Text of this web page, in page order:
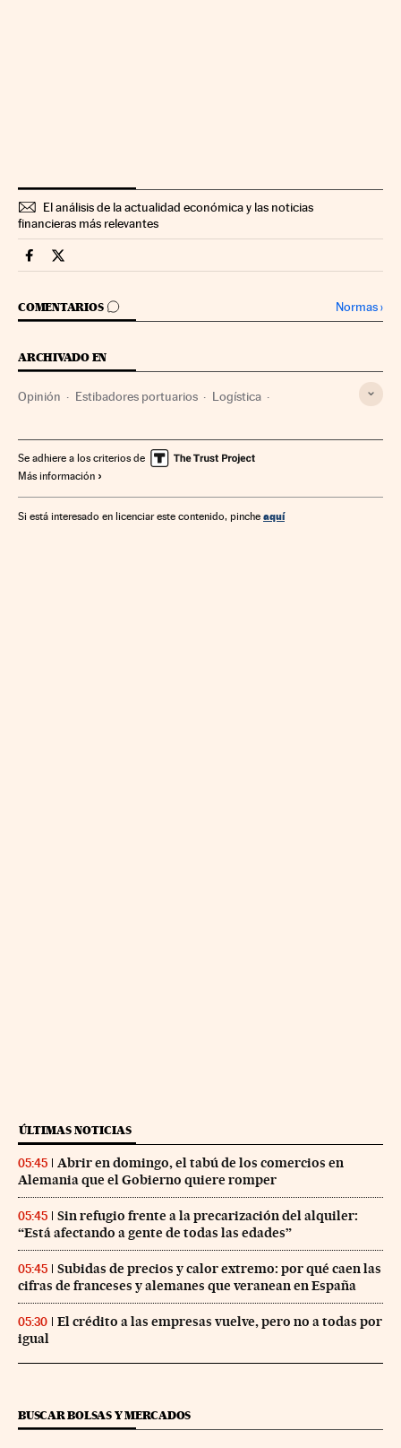
El análisis de la actualidad económica y las noticias
financieras más relevantes
Companias Cinco Días en Facebook
Companias Cinco Días en Twitter
COMENTARIOS
IR A LOS COMENTARIOS Normas›
ARCHIVADO EN
Opinión Estibadores portuarios Logística
Transporte marítimo Empresas Administración Estado
Transporte Comercio
Administración pública Huelgas sectoriales Huelgas
Se adhiere a los criterios de
Más información
Si está interesado en licenciar este contenido, pinche aquí
ÚLTIMAS NOTICIAS
05:45
Abrir en domingo, el tabú de los comercios en
Alemania que el Gobierno quiere romper
05:45
Sin refugio frente a la precarización del alquiler:
“Está afectando a gente de todas las edades”
05:45
Subidas de precios y calor extremo: por qué caen las
cifras de franceses y alemanes que veranean en España
05:30
El crédito a las empresas vuelve, pero no a todas por
igual
BUSCAR BOLSAS Y MERCADOS